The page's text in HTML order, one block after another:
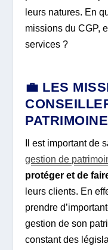
leurs natures. En
missions du CGP,
services ?
💼 LES
PATRIMOINE
Il est important de
gestion de
protéger et de
leurs clients. En
prendre
gestion de son
constant des